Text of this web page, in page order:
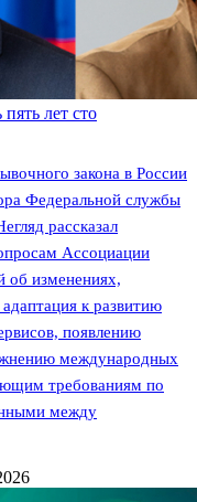
лет сто
закона в России
Федеральной службы
рассказал
Ассоциации
изменениях,
к развитию
появлению
международных
требованиям по
между